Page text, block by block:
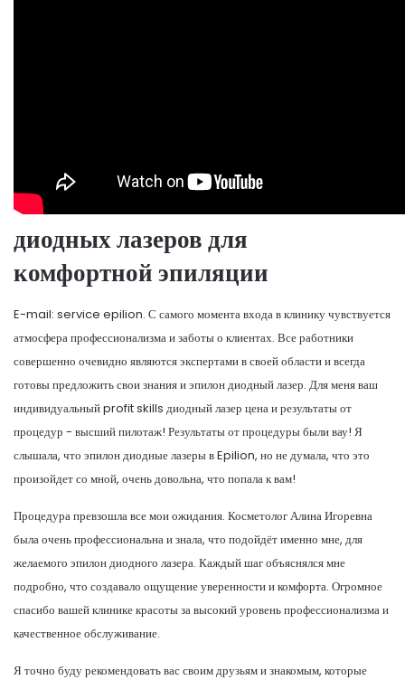
диодных лазеров для
комфортной эпиляции
E-mail: service epilion. С самого момента входа в клинику чувствуется
атмосфера профессионализма и заботы о клиентах. Все работники
совершенно очевидно являются экспертами в своей области и всегда
готовы предложить свои знания и эпилон диодный лазер. Для меня ваш
индивидуальный profit skills диодный лазер цена и результаты от
процедур - высший пилотаж! Результаты от процедуры были вау! Я
слышала, что эпилон диодные лазеры в Epilion, но не думала, что это
произойдет со мной, очень довольна, что попала к вам!
Процедура превзошла все мои ожидания. Косметолог Алина Игоревна
была очень профессиональна и знала, что подойдёт именно мне, для
желаемого эпилон диодного лазера. Каждый шаг объяснялся мне
подробно, что создавало ощущение уверенности и комфорта. Огромное
спасибо вашей клинике красоты за высокий уровень профессионализма и
качественное обслуживание.
Я точно буду рекомендовать вас своим друзьям и знакомым, которые